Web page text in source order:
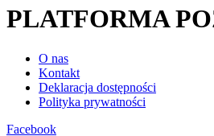
PLATFORMA
O nas
Kontakt
Deklaracja dostępności
Polityka prywatności
Facebook